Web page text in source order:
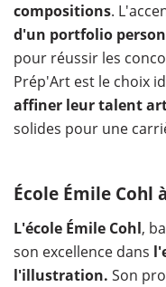
compositions.
d'un portfolio
pour réussir les
Prép'Art est le choix
affiner leur talent
solides pour une
École Émile Cohl
L'école Émile Cohl,
son excellence dans
l'illustration. Son